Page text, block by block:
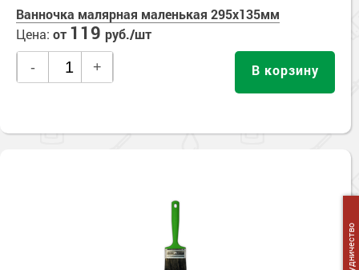
Ванночка малярная маленькая 295х135мм
Цена: от 119 руб./шт
- + В корзину